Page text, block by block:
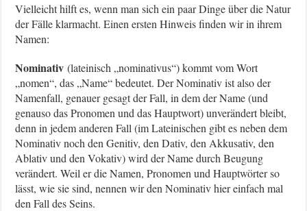
Vielleicht hilft es, wenn man sich ein paar Dinge über die Natur
der Fälle klarmacht. Einen ersten Hinweis finden wir in ihrem
Namen:
Nominativ (lateinisch „nominativus“) kommt vom Wort
„nomen“, das „Name“ bedeutet. Der Nominativ ist also der
Namenfall, genauer gesagt der Fall, in dem der Name (und
genauso das Pronomen und das Hauptwort) unverändert bleibt,
denn in jedem anderen Fall (im Lateinischen gibt es neben dem
Nominativ noch den Genitiv, den Dativ, den Akkusativ, den
Ablativ und den Vokativ) wird der Name durch Beugung
verändert. Weil er die Namen, Pronomen und Hauptwörter so
lässt, wie sie sind, nennen wir den Nominativ hier einfach mal
den Fall des Seins.